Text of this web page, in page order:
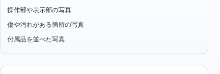
操作部や表示部の写真
傷や汚れがある箇所の写真
付属品を並べた写真